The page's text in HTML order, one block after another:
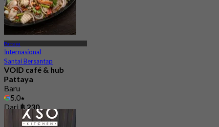
Pattaya
Internasional
Santai Bersantap
VOID café & hub
Pattaya
Baru
5.0
Dari฿ 230